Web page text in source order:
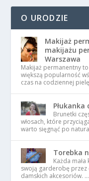
O URODZIE
Makijaż
makijażu
Warszawa
Makijaż permanentny
większą popularność
czas na codziennej
Brunetki
włosach, które
warto sięgnąć po
Torebka
Każda
swoją garderobę przez
damskich akcesoriów. …